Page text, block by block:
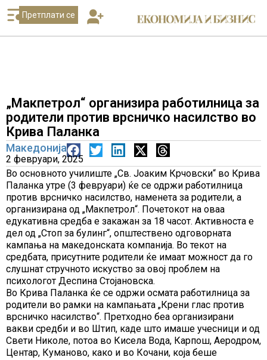
Претплати се
„Макпетрол“ организира работилница за
родители против врсничко насилство во
Крива Паланка
Македонија
2 февруари, 2025
Во основното училиште „Св. Јоаким Крчовски“ во Крива
Паланка утре (3 февруари) ќе се одржи работилница
против врсничко насилство, наменета за родители, а
организирана од „Макпетрол“. Почетокот на оваа
едукативна средба е закажан за 18 часот. Активноста е
дел од „Стоп за булинг“, општествено одговорната
кампања на македонската компанија. Во текот на
средбата, присутните родители ќе имаат можност да го
слушнат стручното искуство за овој проблем на
психологот Деспина Стојановска.
Во Крива Паланка ќе се одржи осмата работилница за
родители во рамки на кампањата „Крени глас против
врсничко насилство“. Претходно беа организирани
вакви средби и во Штип, каде што имаше учесници и од
Свети Николе, потоа во Кисела Вода, Карпош, Аеродром,
Центар, Куманово, како и во Кочани, која беше